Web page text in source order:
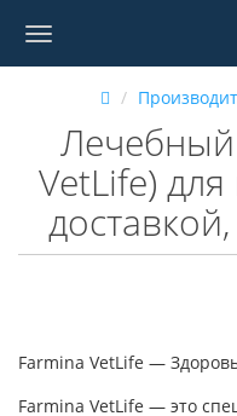
VetLife)
Farmina VetLife —
Farmina VetLife — это